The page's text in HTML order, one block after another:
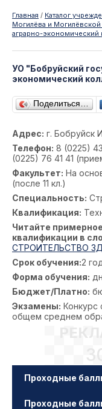
Главная / Каталог
Могилёва и Могилёвской
аграрно-экономический
УО "Бобруйский
экономический
Поделиться…
Адрес: г. Бобруйск
Телефон: 8 (0225)
(0225) 76 41 41
Факультет: На
(после 11 кл.)
Специальность:
Квалификация:
Читайте
квалификации в
СТРОИТЕЛЬСТВО
Срок обучения:2
Форма обучения:
Бюджет/Платно:
Экзамены: Конкурс
общем среднем
Проходные
Проходные